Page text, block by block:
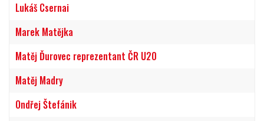
Lukáš Csernai
Marek Matějka
Matěj Ďurovec reprezentant ČR U20
Matěj Madry
Ondřej Štefánik